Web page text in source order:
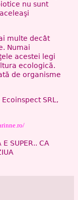
nu sunt
multe decât
Numai
acestei legi
ecologică.
de organisme
SRL,
SUPER.. CA